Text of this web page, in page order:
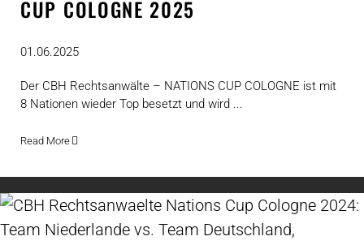
CUP COLOGNE 2025
01.06.2025
Der CBH Rechtsanwälte – NATIONS CUP COLOGNE ist mit
8 Nationen wieder Top besetzt und wird ...
Read More